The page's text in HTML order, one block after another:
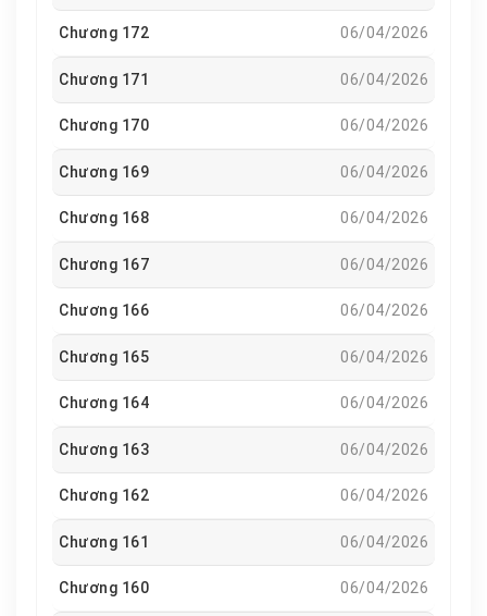
Chương 172 06/04/2026
Chương 171 06/04/2026
Chương 170 06/04/2026
Chương 169 06/04/2026
Chương 168 06/04/2026
Chương 167 06/04/2026
Chương 166 06/04/2026
Chương 165 06/04/2026
Chương 164 06/04/2026
Chương 163 06/04/2026
Chương 162 06/04/2026
Chương 161 06/04/2026
Chương 160 06/04/2026